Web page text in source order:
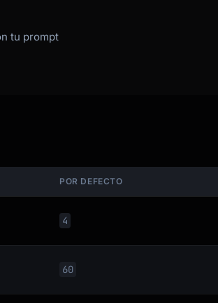
tu prompt
POR DEFECTO
4
60